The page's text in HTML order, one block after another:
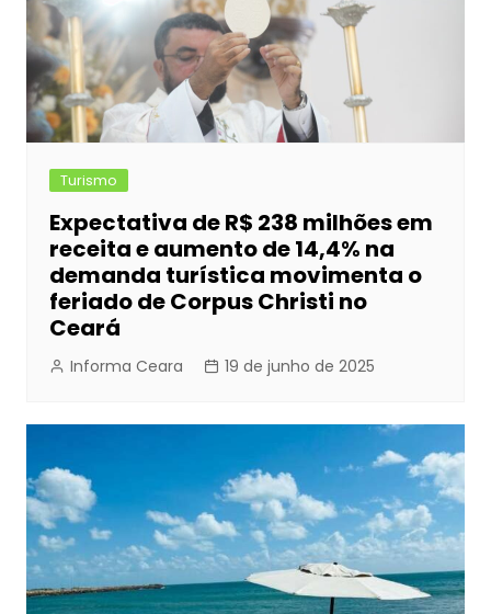
Turismo
Expectativa de R$ 238 milhões em
receita e aumento de 14,4% na
demanda turística movimenta o
feriado de Corpus Christi no
Ceará
Informa Ceara 19 de junho de 2025